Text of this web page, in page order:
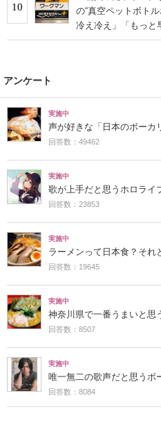
10
の“真空ペットボト
冷え冷え」「もっと
アンケート
実施中
声が好きな「日本のボーカ
回答数：49462
実施中
歌が上手だと思うホロライ
回答数：23853
実施中
ラーメンって日本食？それ
回答数：19645
実施中
神奈川県で一番うまいと思
回答数：8507
実施中
唯一無二の歌声だと思うボ
回答数：8084